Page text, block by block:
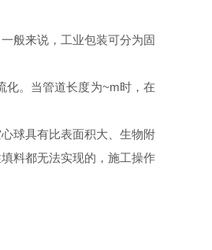
般来说，工业包装可分为固
化。当管道长度为~m时，在
球具有比表面积大、生物附
料都无法实现的，施工操作